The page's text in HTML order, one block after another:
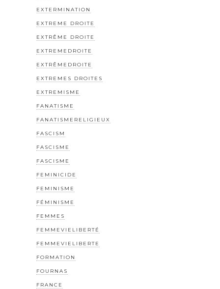
EXTERMINATION
EXTREME DROITE
EXTRÊME DROITE
EXTREMEDROITE
EXTRÊMEDROITE
EXTREMES DROITES
EXTREMISME
FANATISME
FANATISMERELIGIEUX
FASCISM
FASCISME
FASCISME
FEMINICIDE
FEMINISME
FÉMINISME
FEMMES
FEMMEVIELIBERTÉ
FEMMEVIELIBERTE
FORMATION
FOURNAS
FRANCE